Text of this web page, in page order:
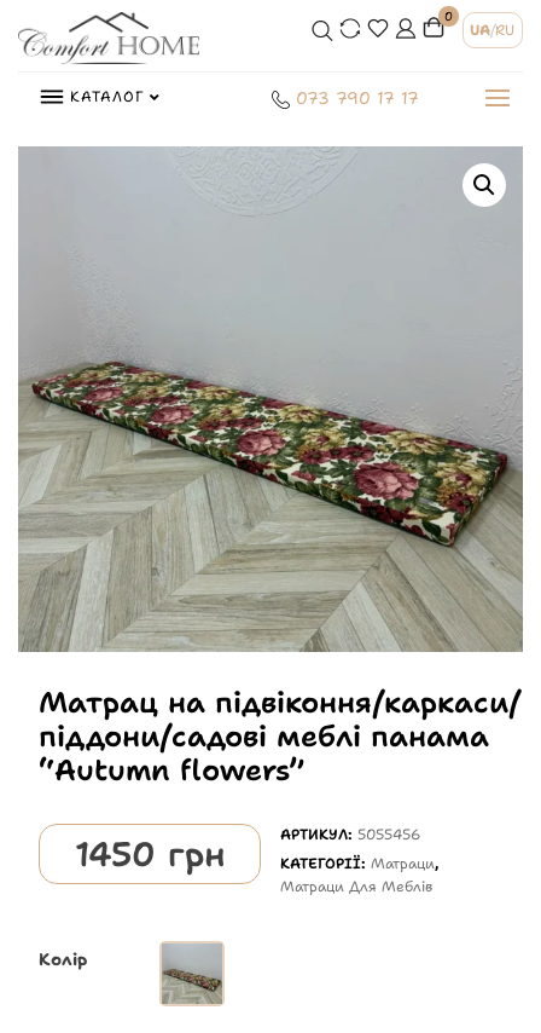
0
UA/RU
КАТАЛОГ 073 790 17 17
Матрац на підвіконня/каркаси/
піддони/садові меблі панама
“Autumn flowers”
1450 грн АРТИКУЛ: 5055456
КАТЕГОРІЇ:Матраци,
Матраци Для Меблів
Колір